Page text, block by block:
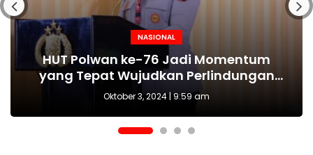
NASIONAL
HUT Polwan ke-76 Jadi Momentum
yang Tepat Wujudkan Perlindungan
Perempuan dan Anak
Oktober 3, 2024 | 9:59 am
NASIONAL
MAKI Sebut Seleksi Capim KPK Tidak Sah
Sejak Awal, Harusnya Dilakukan Era
Prabowo
Oktober 3, 2024 | 9:36 am
NASIONAL
Polda Metro Jaya Kembali Tangkap 1
Tersangka Kasus Pembubaran Paksa
Diskusi di Kemang
BERITA
Kejari tetapkan Kades Sejahtera Sigi
tersangka korupsi ADD